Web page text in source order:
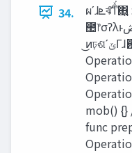
34.
ผʹɺ‫ܧ‬ঝ͠ͳͯ͘΋͍͍ ͻͱͭ໨ͷঢ়ଶΛɺ͋Δ‫Ͱܕ‬ද‫ݱ‬ ⾣
಺෦σʔλͱ‫ڞ‬௨‫ػ‬ೳΛඋ͑Δ ⾣
͜ͷঢ়ଶʹ‫ݶ‬Γɺ࢖͑Δ‫ػ‬ೳΛ࣮૷͢Δ struct
mob()
func